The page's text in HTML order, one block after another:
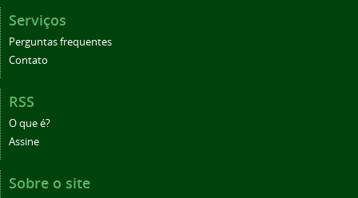
Serviços
Perguntas frequentes
Contato
RSS
O que é?
Assine
Sobre o site